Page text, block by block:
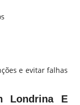
e evitar falhas
Londrina E